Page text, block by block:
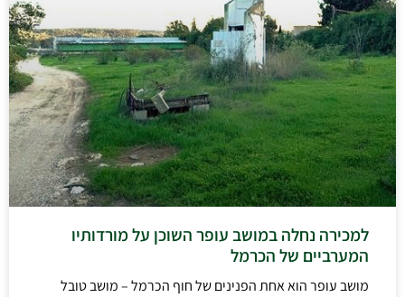
למכירה נחלה במושב עופר השוכן על מורדותיו
המערביים של הכרמל
מושב עופר הוא אחת הפנינים של חוף הכרמל – מושב טובל